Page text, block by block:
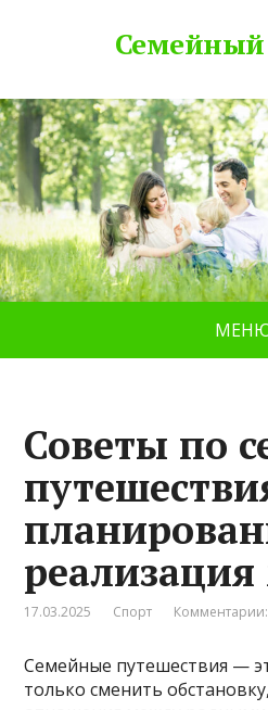
Семейный
Советы по
17.03.2025 Спорт
Семейные путешествия —
только сменить